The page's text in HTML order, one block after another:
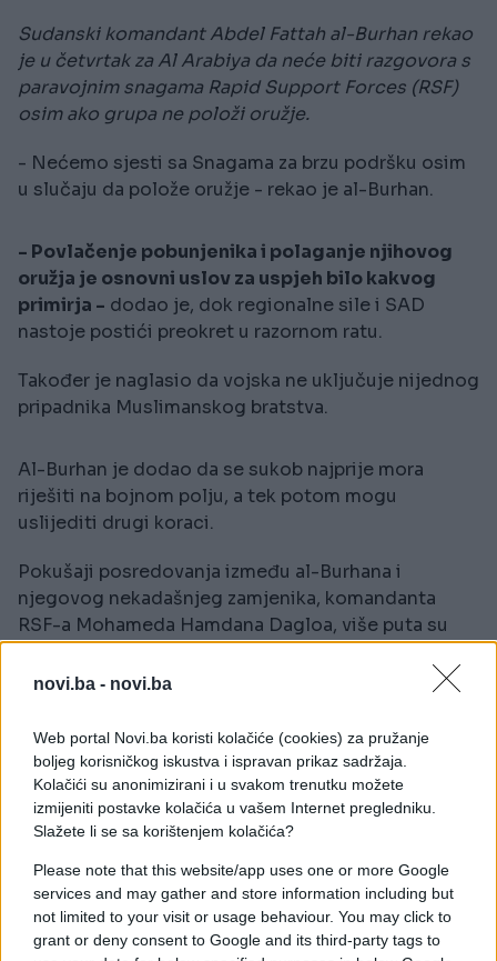
novi.ba - novi.ba
Web portal Novi.ba koristi kolačiće (cookies) za pružanje
boljeg korisničkog iskustva i ispravan prikaz sadržaja.
Kolačići su anonimizirani i u svakom trenutku možete
izmijeniti postavke kolačića u vašem Internet pregledniku.
Slažete li se sa korištenjem kolačića?
Please note that this website/app uses one or more Google
services and may gather and store information including but
not limited to your visit or usage behaviour. You may click to
grant or deny consent to Google and its third-party tags to
Sudanski komandant Abdel Fattah al-Burhan rekao
je u četvrtak za Al Arabiya da neće biti razgovora s
paravojnim snagama Rapid Support Forces (RSF)
osim ako grupa ne položi oružje.
- Nećemo sjesti sa Snagama za brzu podršku osim
u slučaju da polože oružje - rekao je al-Burhan.
- Povlačenje pobunjenika i polaganje njihovog
oružja je osnovni uslov za uspjeh bilo kakvog
primirja - dodao je, dok regionalne sile i SAD
nastoje postići preokret u razornom ratu.
Također je naglasio da vojska ne uključuje nijednog
pripadnika Muslimanskog bratstva.
Al-Burhan je dodao da se sukob najprije mora
riješiti na bojnom polju, a tek potom mogu
uslijediti drugi koraci.
Pokušaji posredovanja između al-Burhana i
njegovog nekadašnjeg zamjenika, komandanta
RSF-a Mohameda Hamdana Dagloa, više puta su
života, raselio 12 miliona ljudi i stvorio najveću
Trump se prvi put zainteresovao za rat prošlog
mjeseca, obećavši da će ga okončati nakon što ga
je saudijski prijestolonasljednik Mohammed bin
Salman pozvao da se uključi.
- Pozdravljamo svaku priliku koja donosi istinski
mir - dodao je Burhan.